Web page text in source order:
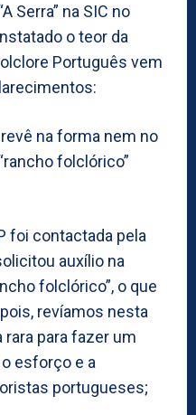
Serra” na SIC no
o teor da
Português vem
na forma nem no
folclórico”
foi contactada pela
auxílio na
folclórico”, o que
revíamos nesta
para fazer um
esforço e a
portugueses;